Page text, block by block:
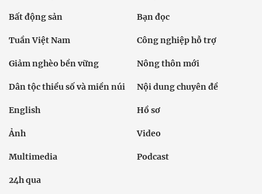
Bất động sản Bạn đọc
Tuần Việt Nam Công nghiệp hỗ trợ
Giảm nghèo bền vững Nông thôn mới
Dân tộc thiểu số và miền núi Nội dung chuyên đề
English Hồ sơ
Ảnh Video
Multimedia Podcast
24h qua